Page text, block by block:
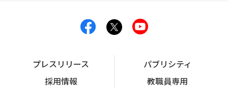
プレスリリース
パブリシティ
採用情報
教職員専用